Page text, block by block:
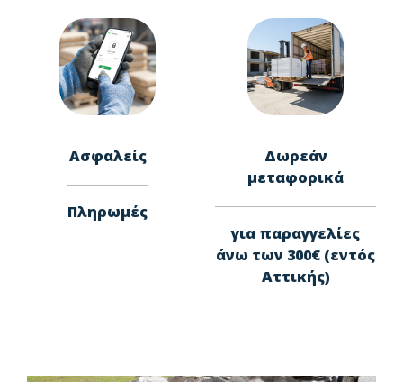
Ασφαλείς
Πληρωμές
Δωρεάν
μεταφορικά
για παραγγελίες
άνω των 300€ (εντός
Αττικής)